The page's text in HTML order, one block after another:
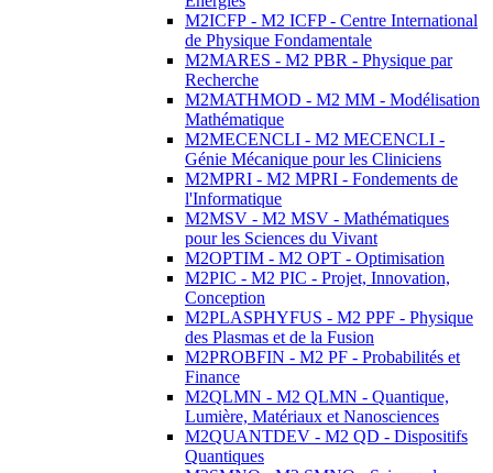
M2ICFP - M2 ICFP - Centre International
de Physique Fondamentale
M2MARES - M2 PBR - Physique par
Recherche
M2MATHMOD - M2 MM - Modélisation
Mathématique
M2MECENCLI - M2 MECENCLI -
Génie Mécanique pour les Cliniciens
M2MPRI - M2 MPRI - Fondements de
l'Informatique
M2MSV - M2 MSV - Mathématiques
pour les Sciences du Vivant
M2OPTIM - M2 OPT - Optimisation
M2PIC - M2 PIC - Projet, Innovation,
Conception
M2PLASPHYFUS - M2 PPF - Physique
des Plasmas et de la Fusion
M2PROBFIN - M2 PF - Probabilités et
Finance
M2QLMN - M2 QLMN - Quantique,
Lumière, Matériaux et Nanosciences
M2QUANTDEV - M2 QD - Dispositifs
Quantiques